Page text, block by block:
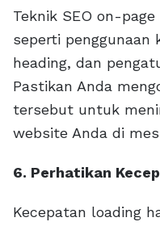
Teknik SEO on-
seperti penggunaan
heading, dan
Pastikan Anda
tersebut untuk
website Anda di
6. Perhatikan
Kecepatan loading